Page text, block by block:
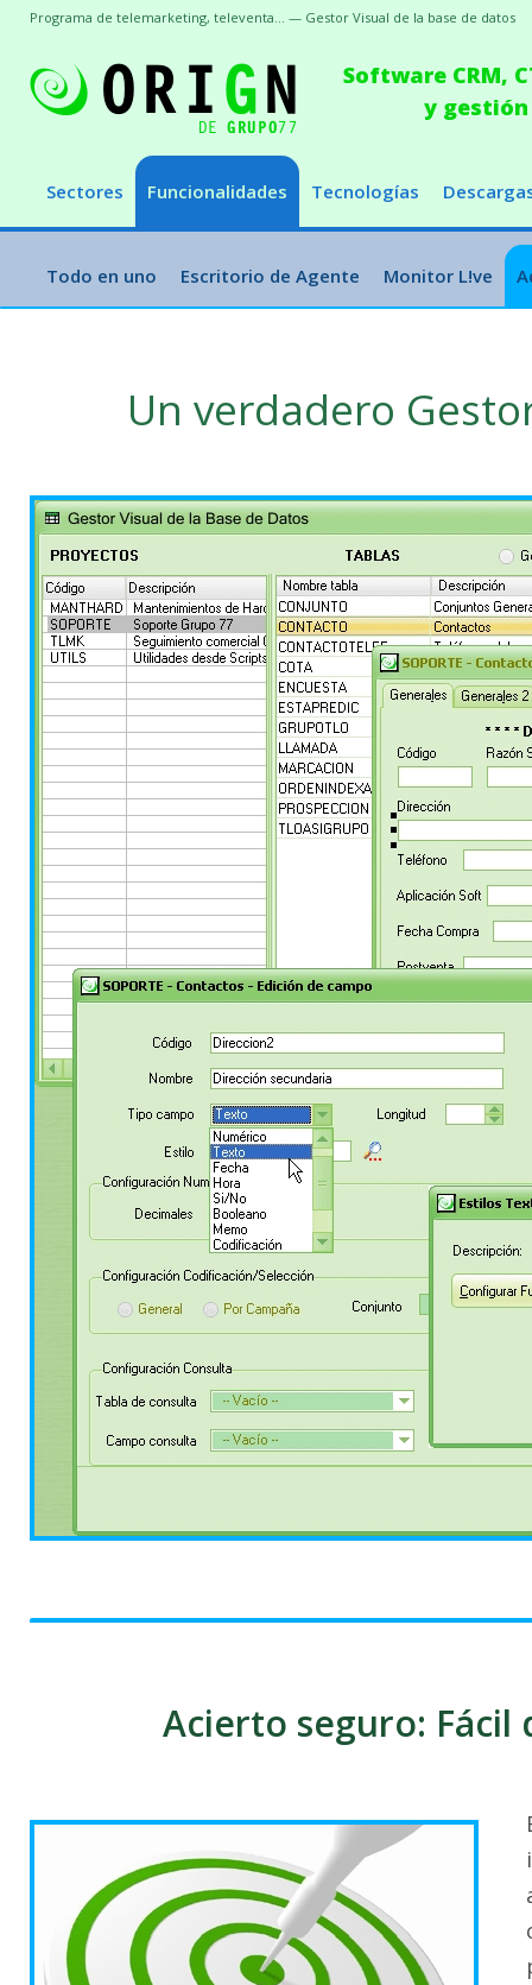
Software CRM,
y
Sectores Funcionalidades Tecnologías
Todo en uno Escritorio de Agente Monitor L!ve
Programa de telemarketing, televenta... — Gestor Visual de la base de datos
Un verdadero
Acierto seguro: